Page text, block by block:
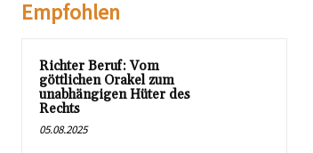
Empfohlen
Richter Beruf: Vom
göttlichen Orakel zum
unabhängigen Hüter des
Rechts
05.08.2025